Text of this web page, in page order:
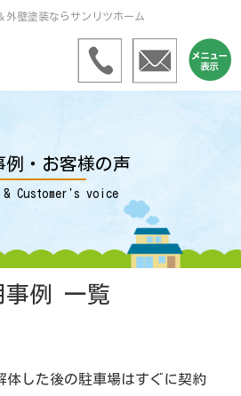
外壁塗装ならサンリツホーム
例・お客様の声
& Customer's voice
事例 一覧
体した後の駐車場はすぐに契約